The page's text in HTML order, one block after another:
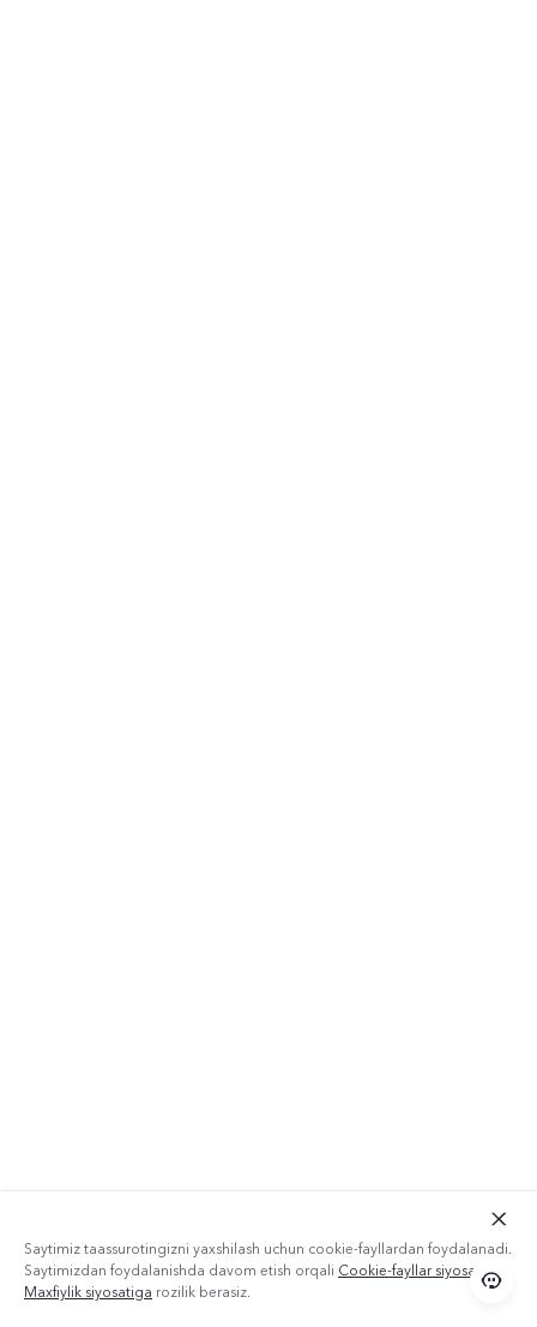
Saytimiz taassurotingizni yaxshilash uchun cookie-fayllardan foydalanadi.
Saytimizdan foydalanishda davom etish orqali Cookie-fayllar siyosati va
Maxfiylik siyosatiga rozilik berasiz.